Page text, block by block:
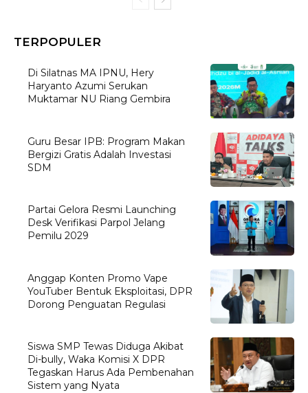
TERPOPULER
Di Silatnas MA IPNU, Hery
Haryanto Azumi Serukan
Muktamar NU Riang Gembira
Guru Besar IPB: Program Makan
Bergizi Gratis Adalah Investasi
SDM
Partai Gelora Resmi Launching
Desk Verifikasi Parpol Jelang
Pemilu 2029
Anggap Konten Promo Vape
YouTuber Bentuk Eksploitasi, DPR
Dorong Penguatan Regulasi
Siswa SMP Tewas Diduga Akibat
Di-bully, Waka Komisi X DPR
Tegaskan Harus Ada Pembenahan
Sistem yang Nyata